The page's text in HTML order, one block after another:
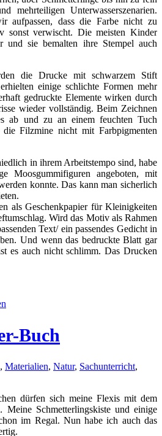
mehrteiligen Unterwasserszenarien.
aufpassen, dass die Farbe nicht zu
sonst verwischt. Die meisten Kinder
und sie bemalten ihre Stempel auch
die Drucke mit schwarzem Stift
einige schlichte Formen mehr
gedruckte Elemente wirken durch
wieder vollständig. Beim Zeichnen
ab und zu an einem feuchten Tuch
Filzmine nicht mit Farbpigmenten
in ihrem Arbeitstempo sind, habe
Moosgummifiguren angeboten, mit
konnte. Das kann man sicherlich
als Geschenkpapier für Kleinigkeiten
Wird das Motiv als Rahmen
Text/ ein passendes Gedicht in
Und wenn das bedruckte Blatt gar
es auch nicht schlimm. Das Drucken
Buch
, Materialien, Natur, Sachunterricht,
dürfen sich meine Flexis mit dem
Meine Schmetterlingskiste und einige
im Regal. Nun habe ich auch das